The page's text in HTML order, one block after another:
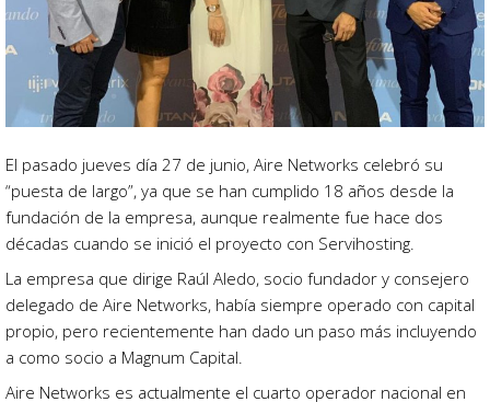
El pasado jueves día 27 de junio, Aire Networks celebró su
“puesta de largo”, ya que se han cumplido 18 años desde la
fundación de la empresa, aunque realmente fue hace dos
décadas cuando se inició el proyecto con Servihosting.
La empresa que dirige Raúl Aledo, socio fundador y consejero
delegado de Aire Networks, había siempre operado con capital
propio, pero recientemente han dado un paso más incluyendo
a como socio a Magnum Capital.
Aire Networks es actualmente el cuarto operador nacional en